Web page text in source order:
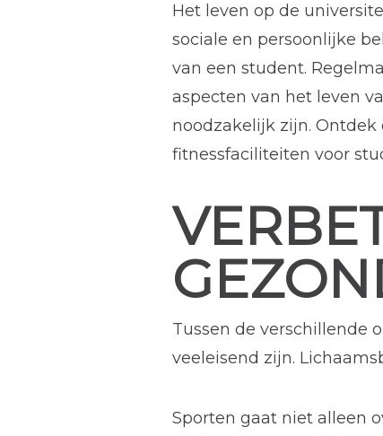
Het leven op de
sociale en persoonlijke
van een student.
aspecten van het leven
noodzakelijk zijn.
fitnessfaciliteiten voor
Tussen de verschillende
veeleisend zijn.
Sporten gaat niet alleen